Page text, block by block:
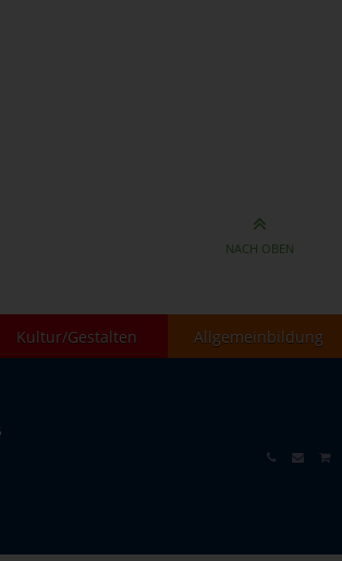
NACH OBEN
Kultur/Gestalten Allgemeinbildung